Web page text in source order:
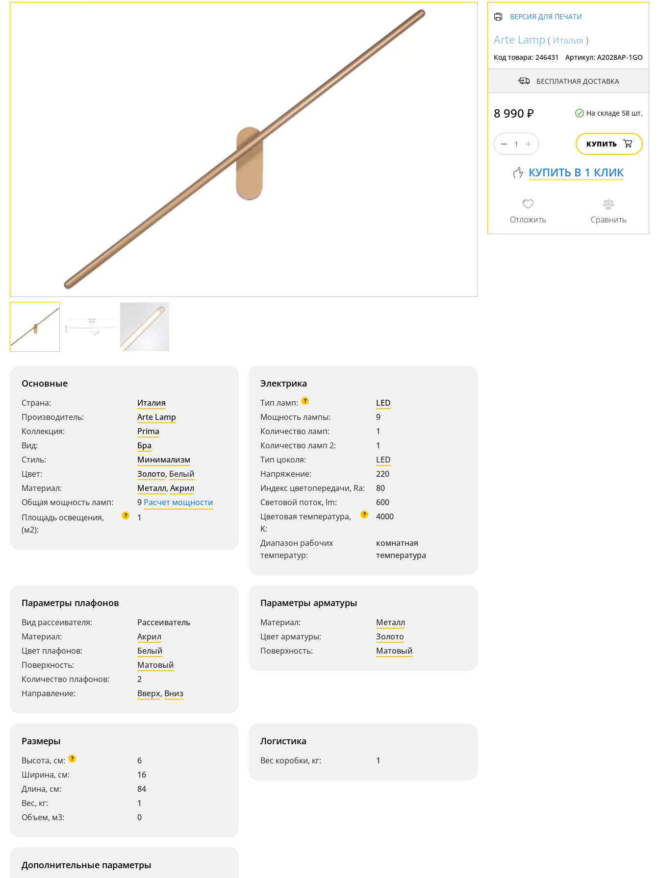
Основные
Страна:
Италия
Производитель:
Arte Lamp
Коллекция:
Prima
Вид:
Бра
Стиль:
Минимализм
Цвет:
Золото, Белый
Материал:
Металл, Акрил
Общая мощность ламп:
9 Расчет мощности
Площадь освещения,
(м2):
? 1
Электрика
Тип ламп: ?
LED
Мощность лампы:
9
Количество ламп:
1
Количество ламп 2:
1
Тип цоколя:
LED
Напряжение:
220
Индекс цветопередачи, Ra:
80
Световой поток, lm:
600
Цветовая температура,
K:
? 4000
Диапазон рабочих
температур:
комнатная
температура
Параметры плафонов
Вид рассеивателя:
Рассеиватель
Материал:
Акрил
Цвет плафонов:
Белый
Поверхность:
Матовый
Количество плафонов:
2
Направление:
Вверх, Вниз
Параметры арматуры
Материал:
Металл
Цвет арматуры:
Золото
Поверхность:
Матовый
Размеры
Высота, см: ?
6
Ширина, см:
16
Длина, см:
84
Вес, кг:
1
Объем, м3:
0
Логистика
Вес коробки, кг: 1
Дополнительные параметры
ВЕРСИЯ ДЛЯ ПЕЧАТИ
Arte Lamp ( Италия )
Код товара: 246431 Артикул: A2028AP-1GO
БЕСПЛАТНАЯ ДОСТАВКА
8 990 ₽ На складе 58 шт.
КУПИТЬ